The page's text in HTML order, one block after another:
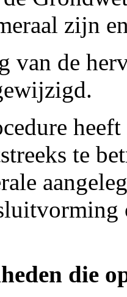
zijn
van de
te
die